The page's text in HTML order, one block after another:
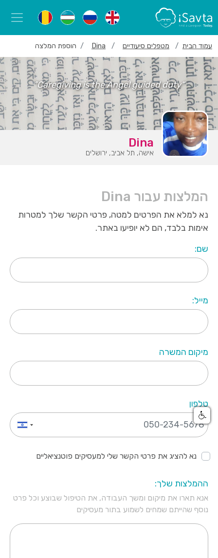
עמוד הבית מטפלים סיעודיים Dina הוספת המלצה
“Caregiving is the Angel guided duty”
Dina
אישה, תל אביב, ירושלים
המלצות עבור Dina
נא למלא את הפרטים למטה, פרטי הקשר שלך למטרות
אימות בלבד, הם לא יופיעו באתר.
שם:
מייל:
מיקום המשרה
טלפון
נא להציג את פרטי הקשר שלי למעסיקים פוטנציאליים
ההמלצות שלך:
אנא תארו את מיקום ומשך העבודה, את הטיפול שבוצע וכל פרט
נוסף שהייתם שמחים לשמוע בתור מעסיקים